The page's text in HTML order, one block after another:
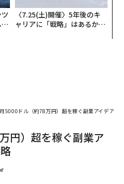
〈7.25(土)開催〉5年後のキ
ャリアに「戦略」はあるか。
月5000ドル（約78万円）超を稼ぐ副業アイデア4
円）超を稼ぐ副業ア